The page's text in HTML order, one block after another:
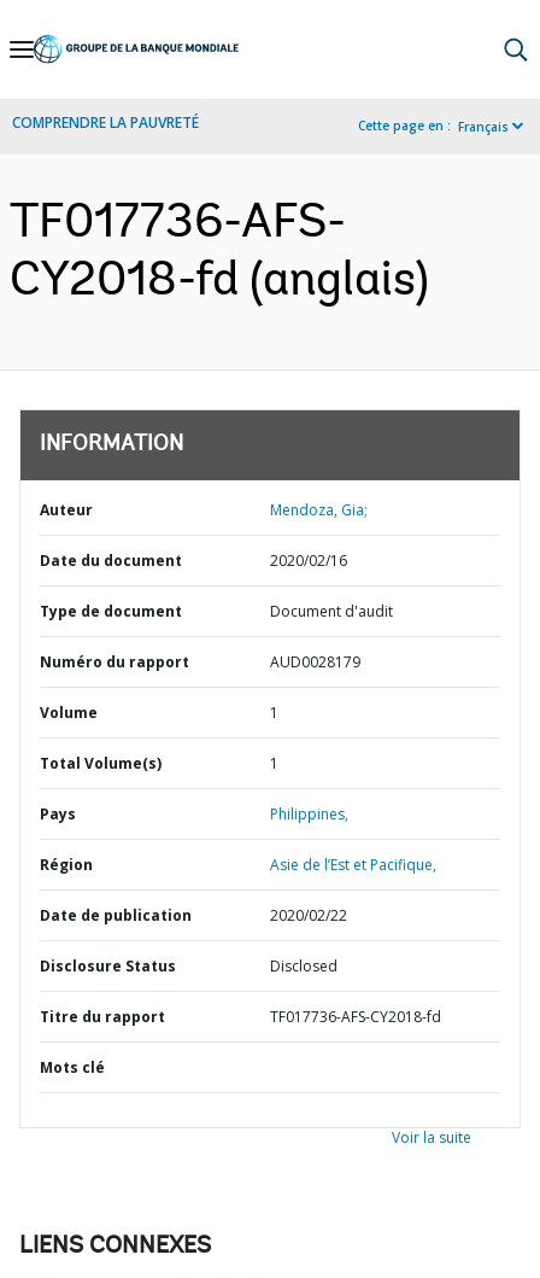
Skip
Navigation
COMPRENDRE LA PAUVRETÉ Cette page en : Français
TF017736-AFS-
CY2018-fd (anglais)
INFORMATION
Auteur Mendoza, Gia;
Date du document 2020/02/16
Type de document Document d'audit
Numéro du rapport AUD0028179
Volume 1
Total Volume(s) 1
Pays Philippines,
Région Asie de l’Est et Pacifique,
Date de publication 2020/02/22
Disclosure Status Disclosed
Titre du rapport TF017736-AFS-CY2018-fd
Mots clé
Voir la suite
LIENS CONNEXES